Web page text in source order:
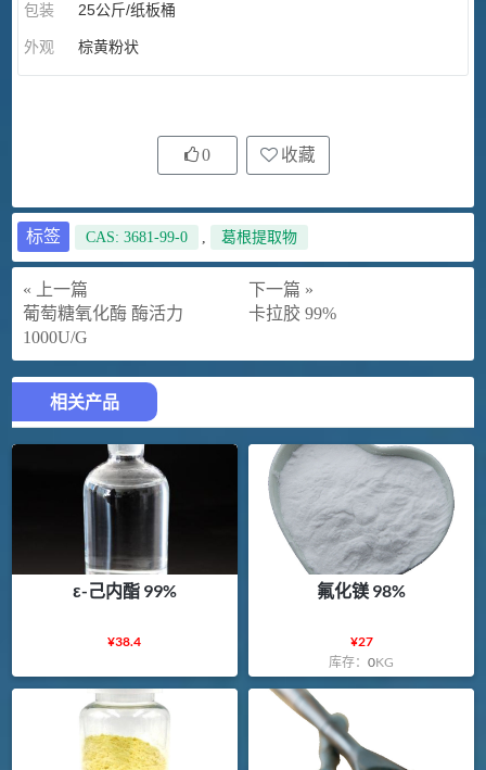
包装 25公斤/纸板桶
外观 棕黄粉状
0 收藏
标签 CAS: 3681-99-0 , 葛根提取物
« 上一篇
葡萄糖氧化酶 酶活力
1000U/G
下一篇 »
卡拉胶 99%
相关产品
ε-己内酯 99%
¥38.4
氟化镁 98%
¥27
库存：0KG